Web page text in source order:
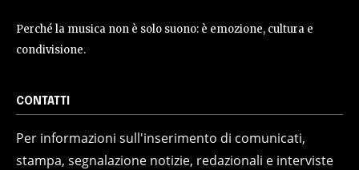
Perché la musica non è solo suono: è emozione, cultura e
condivisione.
CONTATTI
Per informazioni sull'inserimento di comunicati,
stampa, segnalazione notizie, redazionali e interviste